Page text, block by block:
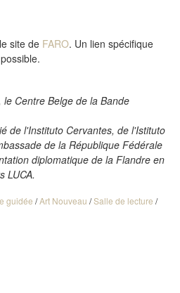
site de FARO. Un lien spécifique
Centre Belge de la Bande
de l'Instituto Cervantes, de l'Istituto
de la République Fédérale
diplomatique de la Flandre en
LUCA.
guidée /Art Nouveau /Salle de lecture /